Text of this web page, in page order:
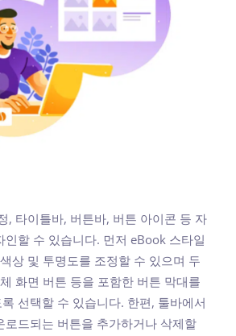
, 타이틀바, 버튼바, 버튼 아이콘 등 자
인할 수 있습니다. 먼저 eBook 스타일
상 및 투명도를 조정할 수 있으며 두
화면 버튼 등을 포함한 버튼 막대를
선택할 수 있습니다. 한편, 툴바에서
로드되는 버튼을 추가하거나 삭제할